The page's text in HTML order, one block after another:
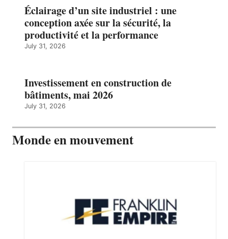
Éclairage d’un site industriel : une
conception axée sur la sécurité, la
productivité et la performance
July 31, 2026
Investissement en construction de
bâtiments, mai 2026
July 31, 2026
Monde en mouvement